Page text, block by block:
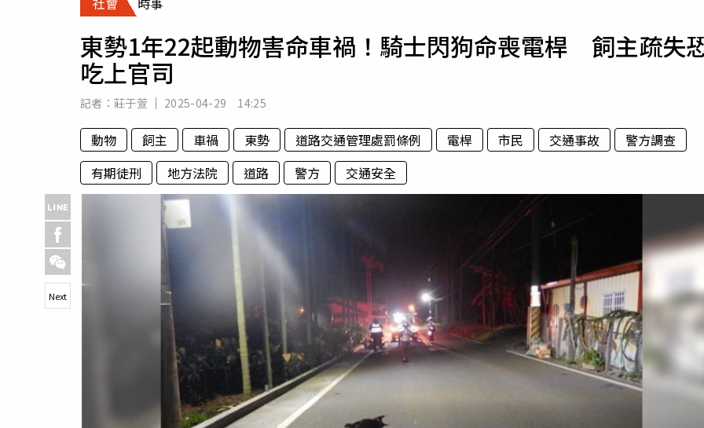
專欄
運勢
東勢1年22起動物害命車禍！騎士閃狗命喪電桿 飼主疏失
吃上官司
記者： 莊于萱 2025-04-29 14:25
動物 飼主 車禍 東勢 道路交通管理處罰條例 電桿 市民 交通事故
警方調查
有期徒刑
地方法院 道路 警方 交通安全
Next